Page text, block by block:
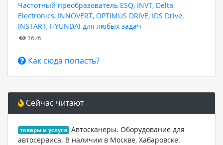
Частотный преобразователь ESQ, INVT, Delta
Electronics, INNOVERT, OPTIMUS DRIVE, IDS Drive,
INSTART, HYUNDAI для любых задач
1676
Как сюда попасть?
Сейчас читают
товары и услуги
Автосканеры. Оборудование для
автосервиса. В наличии в Москве, Хабаровске.